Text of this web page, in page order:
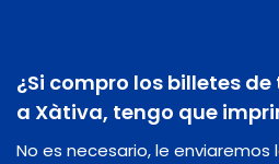
¿Si compro los billetes
a Xàtiva, tengo que
No es necesario, le